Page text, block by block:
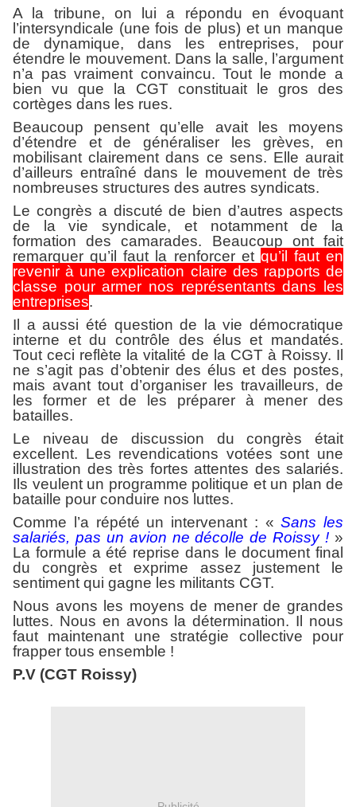
A la tribune, on lui a répondu en évoquant
l’intersyndicale (une fois de plus) et un manque
de dynamique, dans les entreprises, pour
étendre le mouvement. Dans la salle, l’argument
n’a pas vraiment convaincu. Tout le monde a
bien vu que la CGT constituait le gros des
cortèges dans les rues.
Beaucoup pensent qu’elle avait les moyens
d’étendre et de généraliser les grèves, en
mobilisant clairement dans ce sens. Elle aurait
d’ailleurs entraîné dans le mouvement de très
nombreuses structures des autres syndicats.
Le congrès a discuté de bien d’autres aspects
de la vie syndicale, et notamment de la
formation des camarades. Beaucoup ont fait
remarquer qu’il faut la renforcer et qu’il faut en
revenir à une explication claire des rapports de
classe pour armer nos représentants dans les
entreprises.
Il a aussi été question de la vie démocratique
interne et du contrôle des élus et mandatés.
Tout ceci reflète la vitalité de la CGT à Roissy. Il
ne s’agit pas d’obtenir des élus et des postes,
mais avant tout d’organiser les travailleurs, de
les former et de les préparer à mener des
batailles.
Le niveau de discussion du congrès était
excellent. Les revendications votées sont une
illustration des très fortes attentes des salariés.
Ils veulent un programme politique et un plan de
bataille pour conduire nos luttes.
Comme l’a répété un intervenant : «Sans les
salariés, pas un avion ne décolle de Roissy ! »
La formule a été reprise dans le document final
du congrès et exprime assez justement le
sentiment qui gagne les militants CGT.
Nous avons les moyens de mener de grandes
luttes. Nous en avons la détermination. Il nous
faut maintenant une stratégie collective pour
frapper tous ensemble !
P.V (CGT Roissy)